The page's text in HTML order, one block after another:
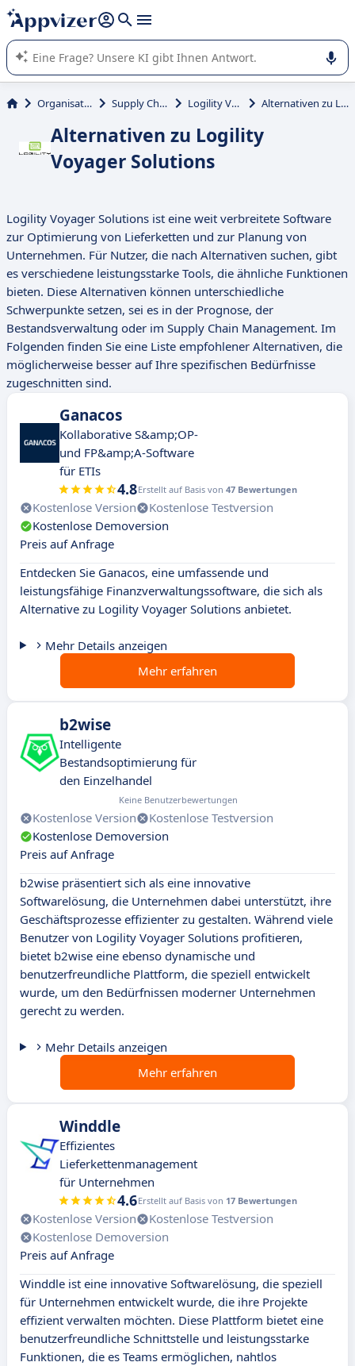
beantworten (mehrere Zeilen mit
Die KI von Appvizer führt Sie bei der Nutzung oder Auswahl
von SaaS-Software in Unternehmen.
Organisation und Planung Supply Chain Management Logility Voyager Solutions Alternativen zu Logility Voyager Solutions
Alternativen zu Logility
Voyager Solutions
Logility Voyager Solutions ist eine weit verbreitete Software
zur Optimierung von Lieferketten und zur Planung von
Unternehmen. Für Nutzer, die nach Alternativen suchen, gibt
es verschiedene leistungsstarke Tools, die ähnliche Funktionen
bieten. Diese Alternativen können unterschiedliche
Schwerpunkte setzen, sei es in der Prognose, der
Bestandsverwaltung oder im Supply Chain Management. Im
Folgenden finden Sie eine Liste empfohlener Alternativen, die
möglicherweise besser auf Ihre spezifischen Bedürfnisse
zugeschnitten sind.
Ganacos
Kollaborative S&amp;OP-
und FP&amp;A-Software
für ETIs
4.8Erstellt auf Basis von 47 Bewertungen
Kostenlose Version
Kostenlose Testversion
Kostenlose Demoversion
Preis auf Anfrage
Entdecken Sie Ganacos, eine umfassende und
leistungsfähige Finanzverwaltungssoftware, die sich als
Alternative zu Logility Voyager Solutions anbietet.
Mehr Details anzeigen
Mehr erfahren
b2wise
Intelligente
Bestandsoptimierung für
den Einzelhandel
Keine Benutzerbewertungen
Kostenlose Version
Kostenlose Testversion
Kostenlose Demoversion
Preis auf Anfrage
b2wise präsentiert sich als eine innovative
Softwarelösung, die Unternehmen dabei unterstützt, ihre
Geschäftsprozesse effizienter zu gestalten. Während viele
Benutzer von Logility Voyager Solutions profitieren,
bietet b2wise eine ebenso dynamische und
benutzerfreundliche Plattform, die speziell entwickelt
wurde, um den Bedürfnissen moderner Unternehmen
gerecht zu werden.
Mehr Details anzeigen
Mehr erfahren
Winddle
Effizientes
Lieferkettenmanagement
für Unternehmen
4.6Erstellt auf Basis von 17 Bewertungen
Kostenlose Version
Kostenlose Testversion
Kostenlose Demoversion
Preis auf Anfrage
Winddle ist eine innovative Softwarelösung, die speziell
für Unternehmen entwickelt wurde, die ihre Projekte
effizient verwalten möchten. Diese Plattform bietet eine
benutzerfreundliche Schnittstelle und leistungsstarke
Funktionen, die es Teams ermöglichen, nahtlos